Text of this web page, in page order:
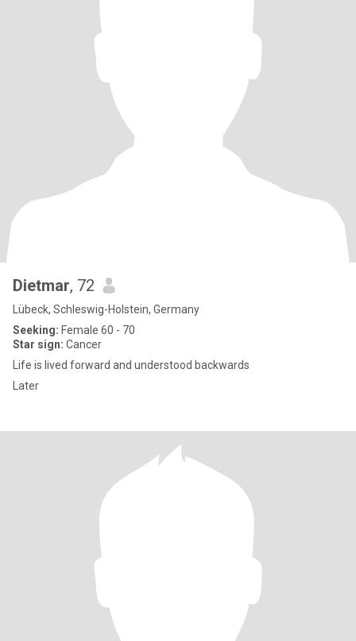
Dietmar, 72
Lübeck, Schleswig-Holstein, Germany
Seeking: Female 60 - 70
Star sign: Cancer
Life is lived forward and understood backwards
Later